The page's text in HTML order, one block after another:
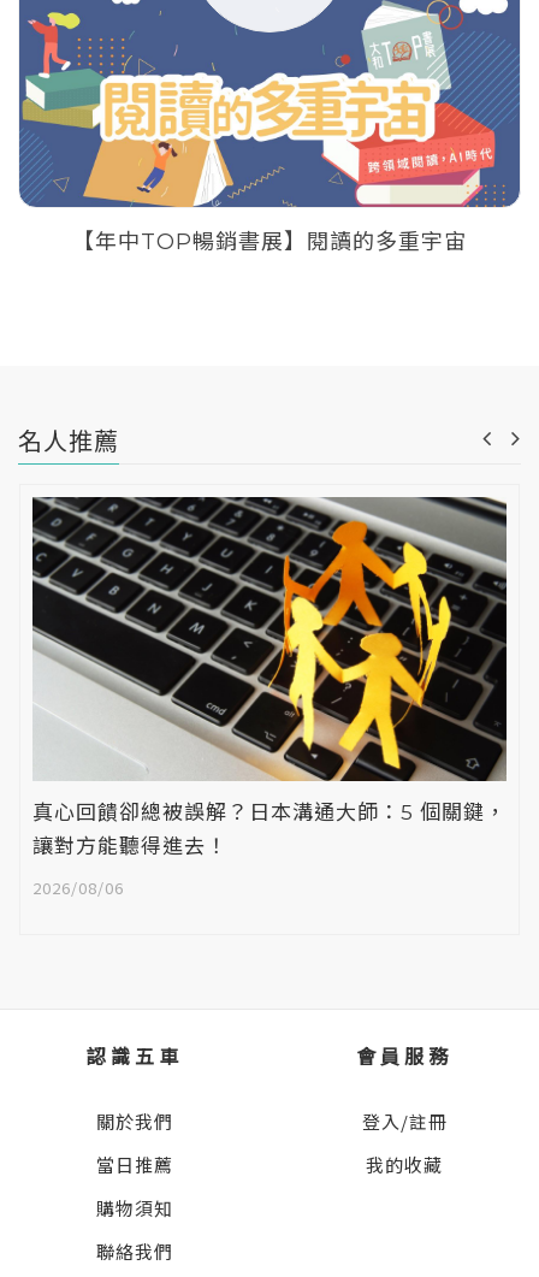
【年中TOP暢銷書展】閱讀的多重宇宙
名人推薦
真心回饋卻總被誤解？日本溝通大師：5 個關鍵，
讓對方能聽得進去！
2026/08/06
認識五車
關於我們
當日推薦
購物須知
聯絡我們
會員服務
登入/註冊
我的收藏